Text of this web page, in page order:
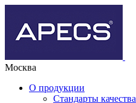
Москва
О продукции
Стандарты качества